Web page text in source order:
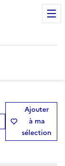
Ajouter
à ma
sélection